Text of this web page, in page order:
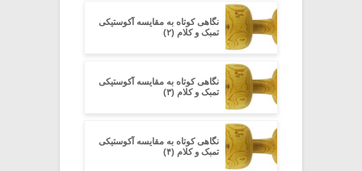
نگاهی کوتاه به مقایسه آکوستیکی
تمبک و کلام (۲)
نگاهی کوتاه به مقایسه آکوستیکی
تمبک و کلام (۳)
نگاهی کوتاه به مقایسه آکوستیکی
تمبک و کلام (۴)